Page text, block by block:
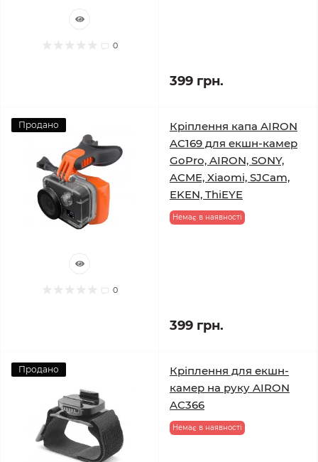
0
399 грн.
Продано
0
Кріплення капа AIRON
AC169 для екшн-камер
GoPro, AIRON, SONY,
ACME, Xiaomi, SJCam,
EKEN, ThiEYE
Немає в наявності
399 грн.
Продано
Кріплення для екшн-
камер на руку AIRON
AC366
Немає в наявності